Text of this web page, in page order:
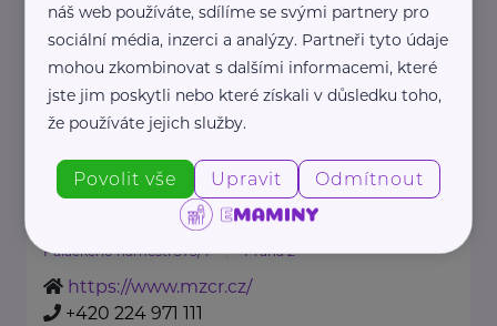
Charita Pelhřimov
Solní Pelhřimov
www.pelhrimov.charita.cz
+420 728 935 362
spirala@pelhrimov.charita.cz
Ministerstvo zdravotnictví ČR
Palackého náměstí 375/4 Praha 2
https://www.mzcr.cz/
+420 224 971 111
náš web používáte, sdílíme se svými partnery pro
sociální média, inzerci a analýzy. Partneři tyto údaje
mohou zkombinovat s dalšími informacemi, které
jste jim poskytli nebo které získali v důsledku toho,
že používáte jejich služby.
Povolit vše Upravit Odmítnout